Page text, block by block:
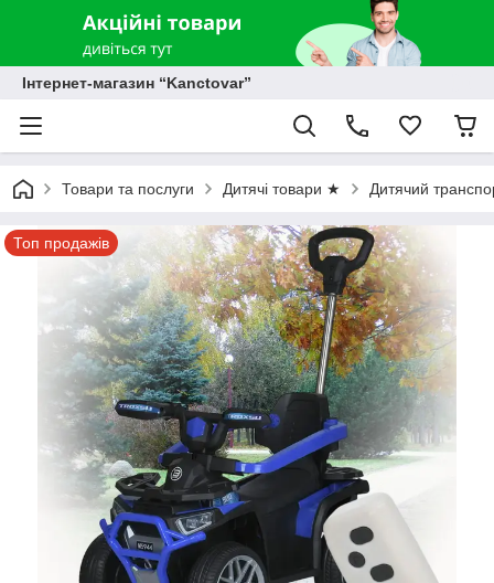
Інтернет-магазин “Kanctovar”
Товари та послуги Дитячі товари ★ Дитячий
Топ продажів